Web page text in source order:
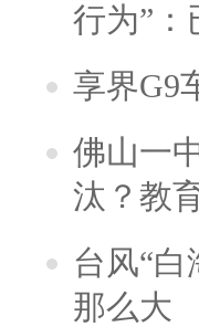
行为”
享界G9
佛山一
汰？教
台风“
那么大